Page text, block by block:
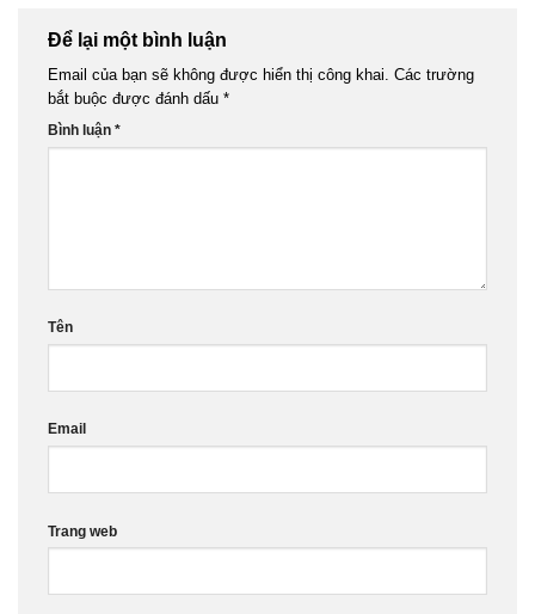
Để lại một bình luận
Email của bạn sẽ không được hiển thị công khai. Các trường
bắt buộc được đánh dấu *
Bình luận *
Tên
Email
Trang web